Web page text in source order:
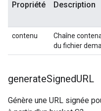
Propriété Description
contenu
Chaîne
du fichier
generateSignedURL
Génère une URL signée